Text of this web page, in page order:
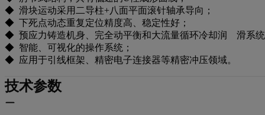
◆ 滑块运动采用二导柱+八面平面滚针轴承导向；
◆ 下死点动态重复定位精度高、稳定性好；
◆ 预应力铸造机身、完全动平衡和大流量循环冷却润 滑系
◆ 智能、可视化的操作系统；
◆ 应用于引线框架、精密电子连接器等精密冲压领域。
技术参数